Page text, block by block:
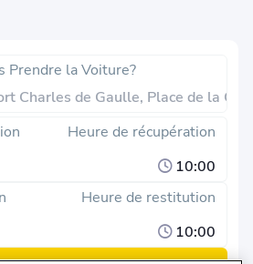
Prendre la Voiture?
Heure de récupération
10:00
Heure de restitution
10:00